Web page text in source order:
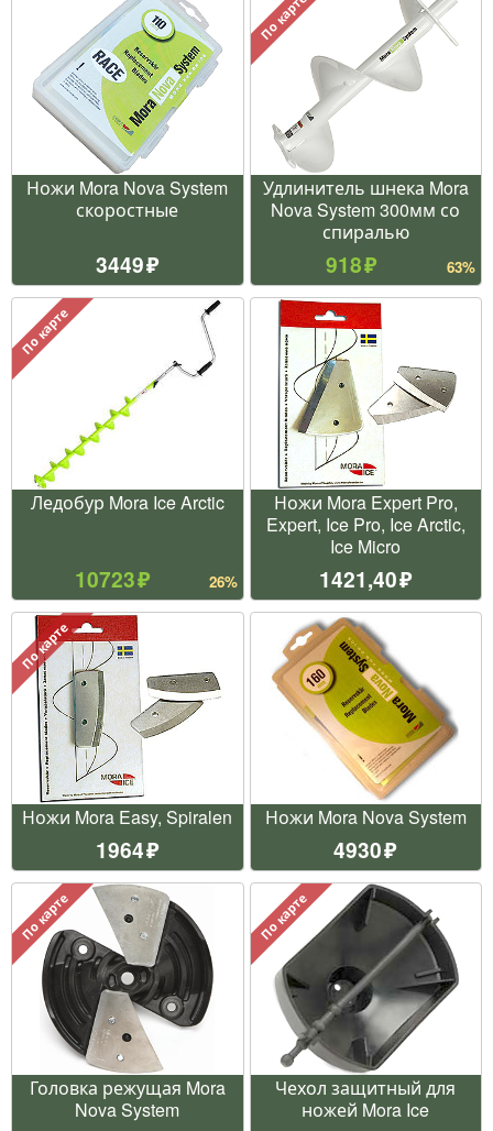
Ножи Mora Nova System
скоростные
3449
По карте
Удлинитель шнека Mora
Nova System 300мм со
спиралью
918 63%
По карте
Ледобур Mora Ice Arctic
10723 26%
Ножи Mora Expert Pro,
Expert, Ice Pro, Ice Arctic,
Ice Micro
1421,40
По карте
Ножи Mora Easy, Spiralen
1964
Ножи Mora Nova System
4930
По карте
Головка режущая Mora
Nova System
По карте
Чехол защитный для
ножей Mora Ice